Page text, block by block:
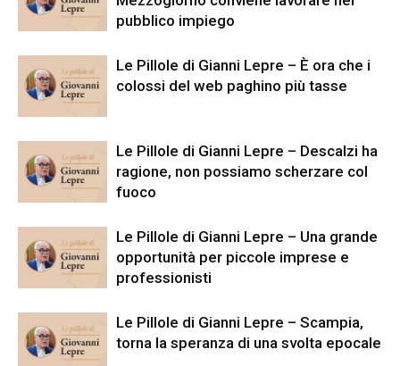
pubblico impiego
Le Pillole di Gianni Lepre – È ora che i
colossi del web paghino più tasse
Le Pillole di Gianni Lepre – Descalzi ha
ragione, non possiamo scherzare col
fuoco
Le Pillole di Gianni Lepre – Una grande
opportunità per piccole imprese e
professionisti
Le Pillole di Gianni Lepre – Scampia,
torna la speranza di una svolta epocale